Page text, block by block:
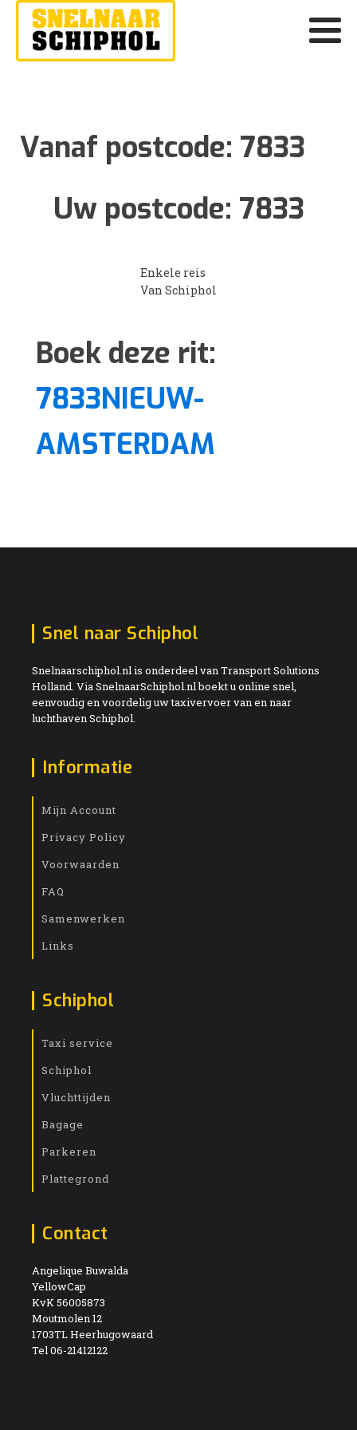
Vanaf postcode: 7833
Uw postcode: 7833
Enkele reis
Van Schiphol
Boek deze rit:
7833NIEUW-
AMSTERDAM
Snel naar Schiphol
Snelnaarschiphol.nl is onderdeel van Transport Solutions
Holland. Via SnelnaarSchiphol.nl boekt u online snel,
eenvoudig en voordelig uw taxivervoer van en naar
luchthaven Schiphol.
Informatie
Mijn Account
Privacy Policy
Voorwaarden
FAQ
Samenwerken
Links
Schiphol
Taxi service
Schiphol
Vluchttijden
Bagage
Parkeren
Plattegrond
Contact
Angelique Buwalda
YellowCap
KvK 56005873
Moutmolen 12
1703TL Heerhugowaard
Tel 06-21412122